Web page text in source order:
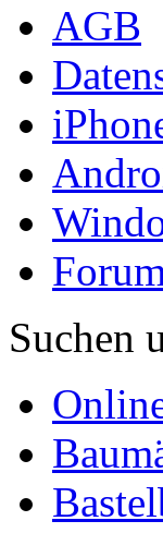
AGB
Forum
Suchen